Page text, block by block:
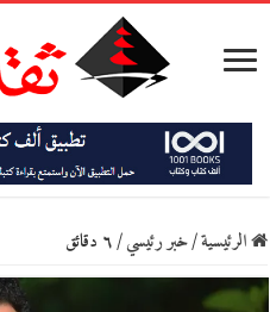
الرئيسية/خبر رئيسي/٦ دقائق